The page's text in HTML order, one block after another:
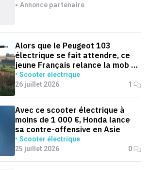
Annonce partenaire
Alors que le Peugeot 103
électrique se fait attendre, ce
jeune Français relance la mob en
version électrique
Scooter électrique
26 juillet 2026
1
Avec ce scooter électrique à
moins de 1 000 €, Honda lance
sa contre-offensive en Asie
Scooter électrique
25 juillet 2026
0